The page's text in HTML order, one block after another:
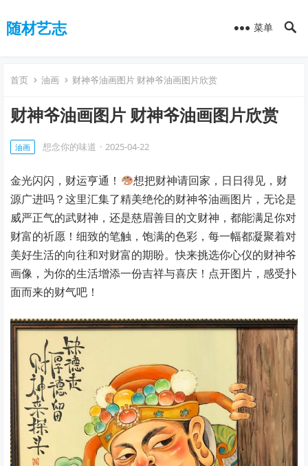
随材艺志 菜单
首页 油画 财神爷油画图片 财神爷油画图片欣赏
财神爷油画图片 财神爷油画图片欣赏
油画 想念你的味道 · 2025-04-22
金光闪闪，财运亨通！
想把财神请回家，日日得见，财
源广进吗？这里汇集了精美绝伦的财神爷油画图片，无论是
威严正气的武财神，还是慈眉善目的文财神，都能满足你对
财富的祈愿！细致的笔触，饱满的色彩，每一幅都凝聚着对
美好生活的向往和对财富的期盼。快来挑选你心仪的财神爷
画像，为你的生活增添一份吉祥与喜庆！点开图片，感受扑
面而来的财气吧！